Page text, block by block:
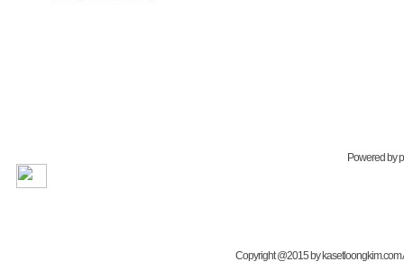
Powered by
Copyright @2015 by kasetloongkim.com